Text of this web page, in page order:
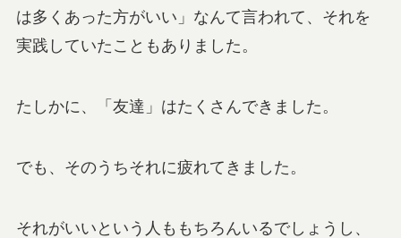
は多くあった方がいい」なんて言われて、それを
実践していたこともありました。
たしかに、「友達」はたくさんできました。
でも、そのうちそれに疲れてきました。
それがいいという人ももちろんいるでしょうし、